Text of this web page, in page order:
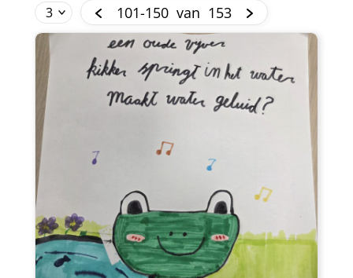
101-150 van 153